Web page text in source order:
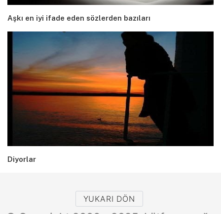
Aşkı en iyi ifade eden sözlerden bazıları
Diyorlar
YUKARI DÖN